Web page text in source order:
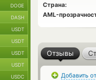
Страна:
AML-
Отзывы
Добавить
DOGE
DASH
USDT
USDT
USDT
USDT
USDC